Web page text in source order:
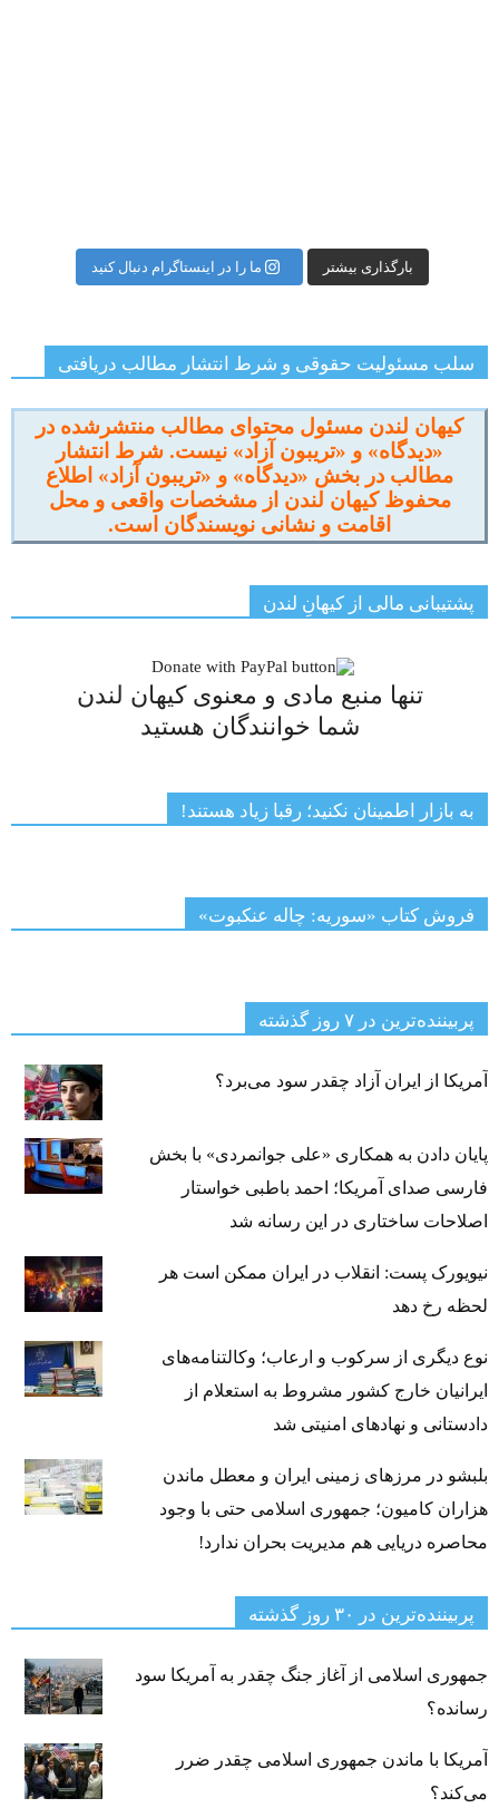
بارگذاری بیشتر ما را در اینستاگرام دنبال کنید
سلب مسئولیت حقوقی و شرط انتشار مطالب دریافتی
کیهان لندن مسئول محتوای مطالب منتشرشده در
«دیدگاه» و «تریبون آزاد» نیست. شرط انتشار
مطالب در بخش «دیدگاه» و «تریبون آزاد» اطلاع
محفوظ کیهان لندن از مشخصات واقعی و محل
اقامت و نشانی نویسندگان است.
پشتیبانی مالی از کیهانِ لندن
تنها منبع مادی و معنوی کیهان لندن
شما خوانندگان هستید
به بازار اطمینان نکنید؛ رقبا زیاد هستند!
فروش کتاب «سوریه: چاله عنکبوت»
پربیننده‌ترین‌ در ۷ روز گذشته
آمریکا از ایران آزاد چقدر سود می‌برد؟
پایان دادن به همکاری «علی جوانمردی» با بخش
فارسی صدای آمریکا؛ احمد باطبی خواستار
اصلاحات ساختاری در این رسانه شد
نیویورک پست: انقلاب در ایران ممکن است هر
لحظه رخ دهد
نوع دیگری از سرکوب و ارعاب؛ وکالتنامه‌های
ایرانیان خارج کشور مشروط به استعلام از
دادستانی و نهادهای امنیتی شد
بلبشو در مرزهای زمینی ایران و معطل ماندن
هزاران کامیون؛ جمهوری اسلامی حتی با وجود
محاصره دریایی هم مدیریت بحران ندارد!
پربیننده‌ترین‌ در ۳۰ روز گذشته
جمهوری اسلامی از آغاز جنگ چقدر به آمریکا سود
رسانده؟
آمریکا با ماندن جمهوری اسلامی چقدر ضرر
می‌کند؟